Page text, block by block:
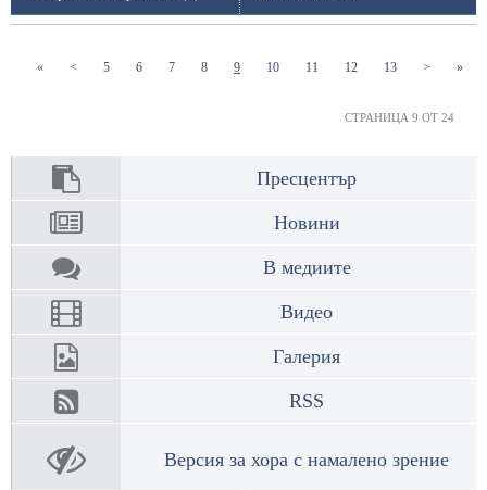
« < 5(current)
6(current)
7(current)
8(current)
9(current)
10(current)
11 (current)
12(current)
13(current)
> »
СТРАНИЦА 9 ОТ 24
Пресцентър
Новини
В медиите
Видео
Галерия
RSS
Версия за хора с намалено зрение